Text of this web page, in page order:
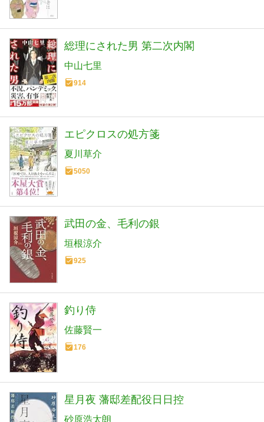
総理にされた男 第二次内閣
中山七里
914
エピクロスの処方箋
夏川草介
5050
武田の金、毛利の銀
垣根涼介
925
釣り侍
佐藤賢一
176
星月夜 藩邸差配役日日控
砂原浩太朗